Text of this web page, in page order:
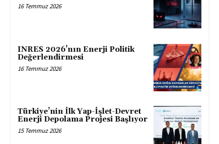
16 Temmuz 2026
INRES 2026’nın Enerji Politik
Değerlendirmesi
16 Temmuz 2026
Türkiye’nin İlk Yap-İşlet-Devret
Enerji Depolama Projesi Başlıyor
15 Temmuz 2026